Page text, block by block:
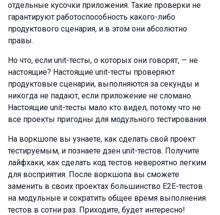
отдельные кусочки приложения. Такие проверки не
гарантируют работоспособность какого-либо
продуктового сценария, и в этом они абсолютно
правы.
Но что, если unit-тесты, о которых они говорят, — не
настоящие? Настоящие unit-тесты проверяют
продуктовые сценарии, выполняются за секунды и
никогда не падают, если приложение не сломано.
Настоящие unit-тесты мало кто видел, потому что не
все проекты пригодны для модульного тестирования.
На воркшопе вы узнаете, как сделать свой проект
тестируемым, и познаете дзен unit-тестов. Получите
лайфхаки, как сделать код тестов невероятно легким
для восприятия. После воркшопа вы сможете
заменить в своих проектах большинство E2E-тестов
на модульные и сократить общее время выполнения
тестов в сотни раз. Приходите, будет интересно!